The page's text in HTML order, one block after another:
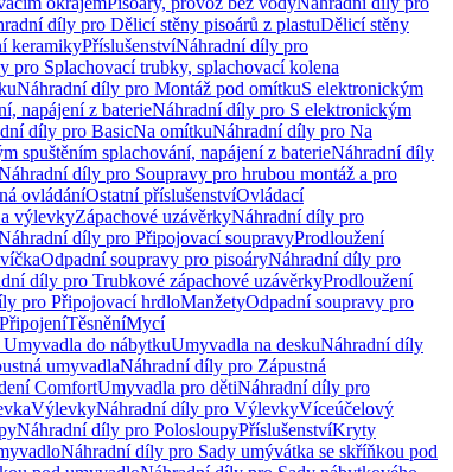
díly pro Dělicí stěny pisoárů z plastuDělicí stěny
keramikyPříslušenstvíNáhradní díly pro
pro Splachovací trubky, splachovací kolena
Náhradní díly pro Montáž pod omítkuS elektronickým
napájení z baterieNáhradní díly pro S elektronickým
díly pro BasicNa omítkuNáhradní díly pro Na
spuštěním splachování, napájení z baterieNáhradní díly
díly pro Soupravy pro hrubou montáž a pro
ovládáníOstatní příslušenstvíOvládací
výlevkyZápachové uzávěrkyNáhradní díly pro
díly pro Připojovací soupravyProdloužení
Odpadní soupravy pro pisoáryNáhradní díly pro
díly pro Trubkové zápachové uzávěrkyProdloužení
pro Připojovací hrdloManžetyOdpadní soupravy pro
PřipojeníTěsněníMycí
do nábytkuUmyvadla na deskuNáhradní díly
umyvadlaNáhradní díly pro Zápustná
ComfortUmyvadla pro dětiNáhradní díly pro
VýlevkyNáhradní díly pro VýlevkyVíceúčelový
Náhradní díly pro PolosloupyPříslušenstvíKryty
Náhradní díly pro Sady umývátka se skříňkou pod